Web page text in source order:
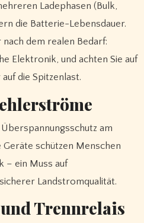
Ladephasen (Bulk,
die Batterie-Lebensdauer.
dem realen Bedarf:
Elektronik, und achten Sie auf
die Spitzenlast.
am
schützen Menschen
– ein Muss auf
Landstromqualität.
Trennrelais